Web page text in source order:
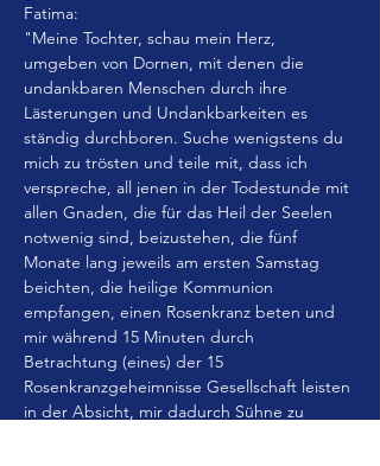
Fatima:
"Meine Tochter, schau mein Herz,
umgeben von Dornen, mit denen die
undankbaren Menschen durch ihre
Lästerungen und Undankbarkeiten es
ständig durchboren. Suche wenigstens du
mich zu trösten und teile mit, dass ich
verspreche, all jenen in der Todestunde mit
allen Gnaden, die für das Heil der Seelen
notwenig sind, beizustehen, die fünf
Monate lang jeweils am ersten Samstag
beichten, die heilige Kommunion
empfangen, einen Rosenkranz beten und
mir während 15 Minuten durch
Betrachtung (eines) der 15
Rosenkranzgeheimnisse Gesellschaft leisten
in der Absicht, mir dadurch Sühne zu